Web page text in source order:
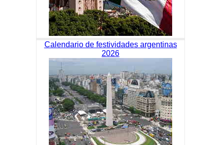
Calendario de festividades argentinas
2026